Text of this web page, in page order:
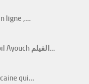
ligne ,…
Zin Li Fik Le film Marocain de Nabil Ayouch الفيلم…
qui…